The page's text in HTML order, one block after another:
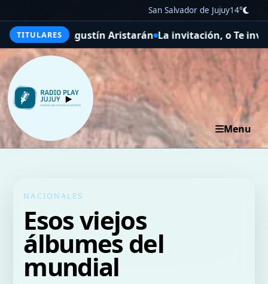
San Salvador de Jujuy14°
TITULARES
y Agustín Aristarán La invitación, o Te invito a mi
Menu
NACIONALES
Esos viejos
álbumes del
mundial